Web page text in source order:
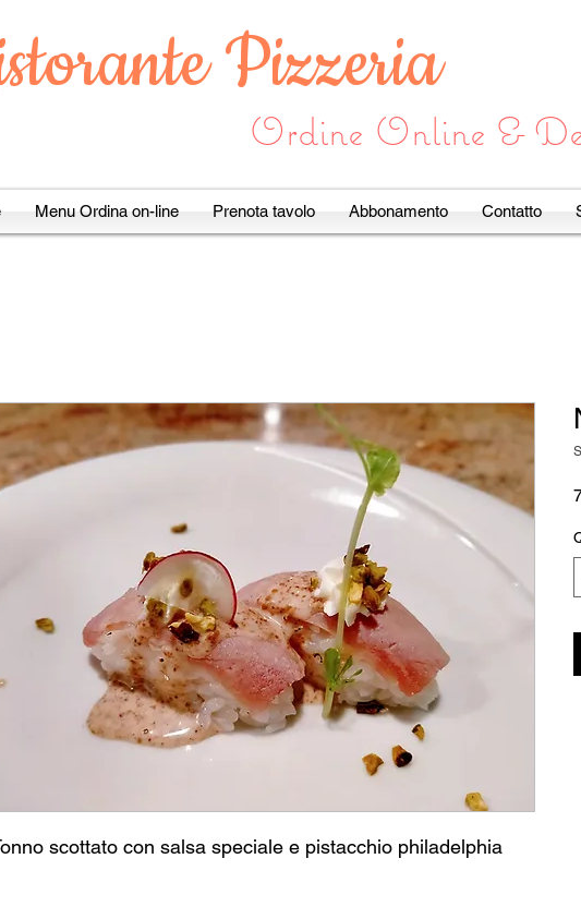
Ordine Online &
Pizzeria
Menu Ordina on-line Prenota tavolo Abbonamento Contatto
scottato con salsa speciale e pistacchio philadelphia